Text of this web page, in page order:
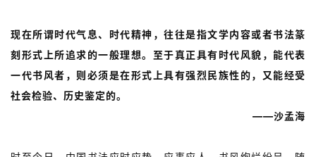
坛
快
讯
现在所谓时代气息、时代精神，往往是指文学内容或者书法篆
刻形式上所追求的一般理想。至于真正具有时代风貌，能代表
一代书风者，则必须是在形式上具有强烈民族性的，又能经受
社会检验、历史鉴定的。
——沙孟海